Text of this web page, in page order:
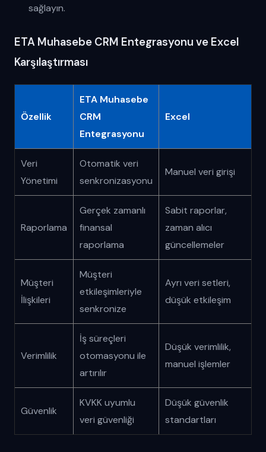
sağlayın.
ETA Muhasebe CRM Entegrasyonu ve Excel
Karşılaştırması
Özellik
ETA Muhasebe
CRM
Entegrasyonu
Excel
Veri
Yönetimi
Otomatik veri
senkronizasyonu
Manuel veri girişi
Raporlama
Gerçek zamanlı
finansal
raporlama
Sabit raporlar,
zaman alıcı
güncellemeler
Müşteri
İlişkileri
Müşteri
etkileşimleriyle
senkronize
Ayrı veri setleri,
düşük etkileşim
Verimlilik
İş süreçleri
otomasyonu ile
artırılır
Düşük verimlilik,
manuel işlemler
Güvenlik
KVKK uyumlu
veri güvenliği
Düşük güvenlik
standartları